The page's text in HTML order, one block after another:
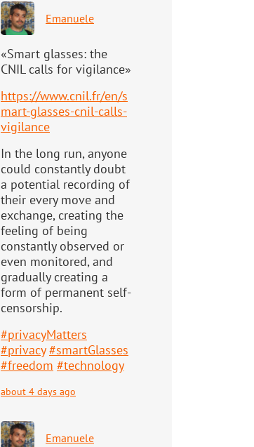
Emanuele
«Smart glasses: the
CNIL calls for vigilance»
https://www.cnil.fr/en/s
mart-glasses-cnil-calls-
vigilance
In the long run, anyone
could constantly doubt
a potential recording of
their every move and
exchange, creating the
feeling of being
constantly observed or
even monitored, and
gradually creating a
form of permanent self-
censorship.
#privacyMatters
#privacy #smartGlasses
#freedom #technology
about 4 days ago
Emanuele